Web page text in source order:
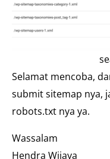
Selamat mencoba,
submit sitemap nya,
robots.txt nya ya.
Wassalam
Hendra Wijaya